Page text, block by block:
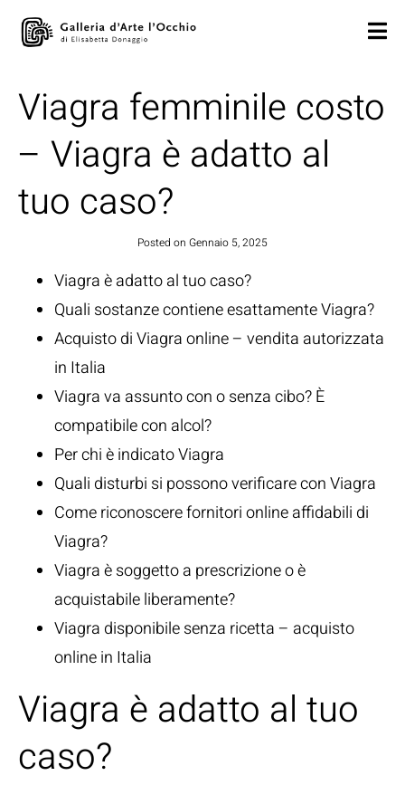
Viagra femminile costo
– Viagra è adatto al
tuo caso?
Posted on Gennaio 5, 2025
Viagra è adatto al tuo caso?
Quali sostanze contiene esattamente Viagra?
Acquisto di Viagra online – vendita autorizzata
in Italia
Viagra va assunto con o senza cibo? È
compatibile con alcol?
Per chi è indicato Viagra
Quali disturbi si possono verificare con Viagra
Come riconoscere fornitori online affidabili di
Viagra?
Viagra è soggetto a prescrizione o è
acquistabile liberamente?
Viagra disponibile senza ricetta – acquisto
online in Italia
Viagra è adatto al tuo
caso?